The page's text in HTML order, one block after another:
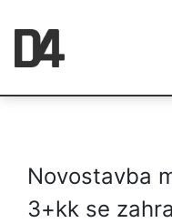
Novostavba
3+kk se